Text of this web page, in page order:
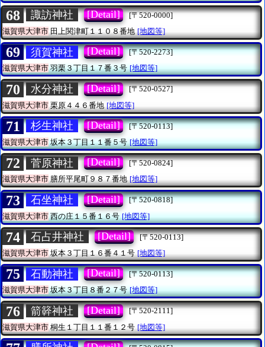
68 諏訪神社 [Detail]
[〒520-0000]
滋賀県大津市 田上関津町１１０８番地 [地図等]
69 須賀神社 [Detail]
[〒520-2273]
滋賀県大津市羽栗３丁目１７番３号 [地図等]
70 水分神社 [Detail]
[〒520-0527]
滋賀県大津市 栗原４４６番地 [地図等]
71 杉生神社 [Detail]
[〒520-0113]
滋賀県大津市坂本３丁目１１番５号 [地図等]
72 菅原神社 [Detail]
[〒520-0824]
滋賀県大津市膳所平尾町９８７番地 [地図等]
73 石坐神社 [Detail]
[〒520-0818]
滋賀県大津市西の庄１５番１６号 [地図等]
74 石占井神社 [Detail]
[〒520-0113]
滋賀県大津市 坂本３丁目１６番４１号 [地図等]
75 石動神社 [Detail]
[〒520-0113]
滋賀県大津市坂本３丁目８番２７号 [地図等]
76 箭簳神社 [Detail]
[〒520-2111]
滋賀県大津市 桐生１丁目１１番１２号 [地図等]